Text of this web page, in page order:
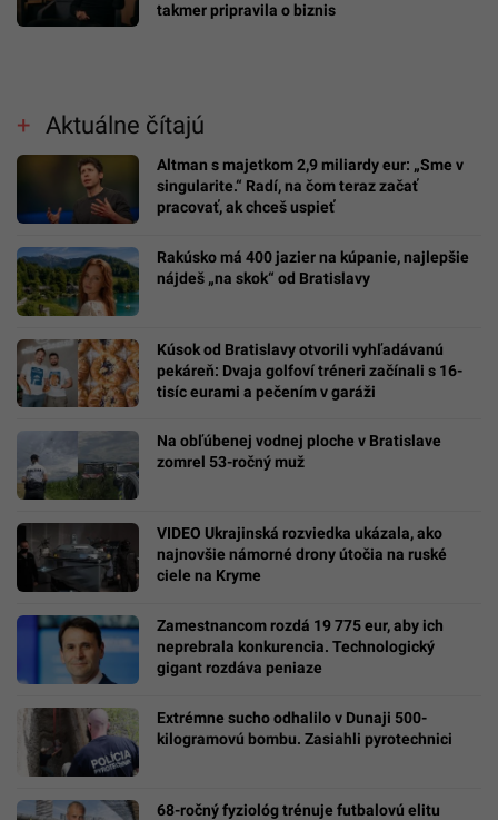
takmer pripravila o biznis
Aktuálne čítajú
Altman s majetkom 2,9 miliardy eur: „Sme v
singularite.“ Radí, na čom teraz začať
pracovať, ak chceš uspieť
Rakúsko má 400 jazier na kúpanie, najlepšie
nájdeš „na skok“ od Bratislavy
Kúsok od Bratislavy otvorili vyhľadávanú
pekáreň: Dvaja golfoví tréneri začínali s 16-
tisíc eurami a pečením v garáži
Na obľúbenej vodnej ploche v Bratislave
zomrel 53-ročný muž
VIDEO Ukrajinská rozviedka ukázala, ako
najnovšie námorné drony útočia na ruské
ciele na Kryme
Zamestnancom rozdá 19 775 eur, aby ich
neprebrala konkurencia. Technologický
gigant rozdáva peniaze
Extrémne sucho odhalilo v Dunaji 500-
kilogramovú bombu. Zasiahli pyrotechnici
68-ročný fyziológ trénuje futbalovú elitu